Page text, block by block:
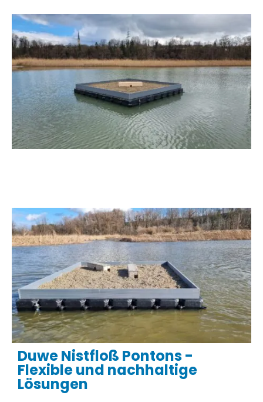
Duwe Nistfloß Pontons -
Flexible und nachhaltige
Lösungen